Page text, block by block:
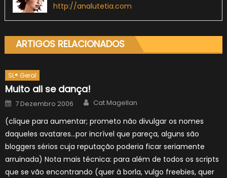
http://analutetia.com
ARTIGOS RELACIONADOS
SL® Geral
Muito ali se dança!
Posted
on
7 Dezembro 2006 Author
Cat Magellan
(clique para aumentar; prometo não divulgar os nomes
daqueles avatares…por incrível que pareça, alguns são
bloggers sérios cuja reputação poderia ficar seriamente
arruinada) Nota mais técnica: para além de todos os scripts
que se vão encontrando (quer à borla, vulgo freebies, quer